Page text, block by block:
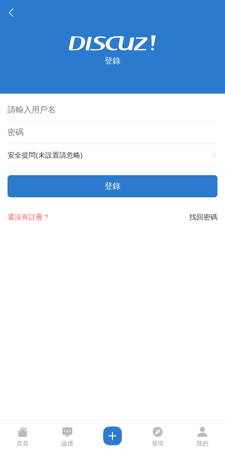
登錄
安全提問(未設置請忽略)
登錄
找回密碼
還沒有註冊？
首頁 論壇 發現 我的